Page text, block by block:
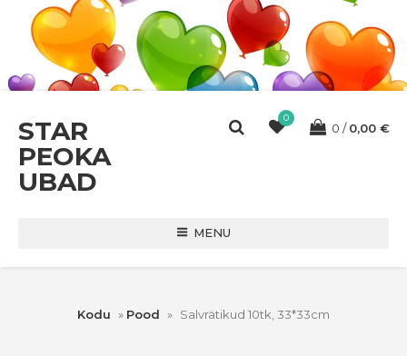
STAR
PEOKA
UBAD
0
0 0,00 €
MENU
Kodu » Pood » Salvrätikud 10tk, 33*33cm